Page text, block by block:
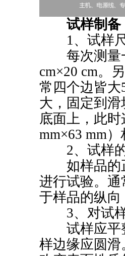
试样制备
1、试样
每次测量一
cm×20 cm。
常四个边皆大
大，固定到
底面上，此
mm×63 mm
2、试样
如样品的正
进行试验。
于样品的纵
3、对试
试样应平整
样边缘应圆